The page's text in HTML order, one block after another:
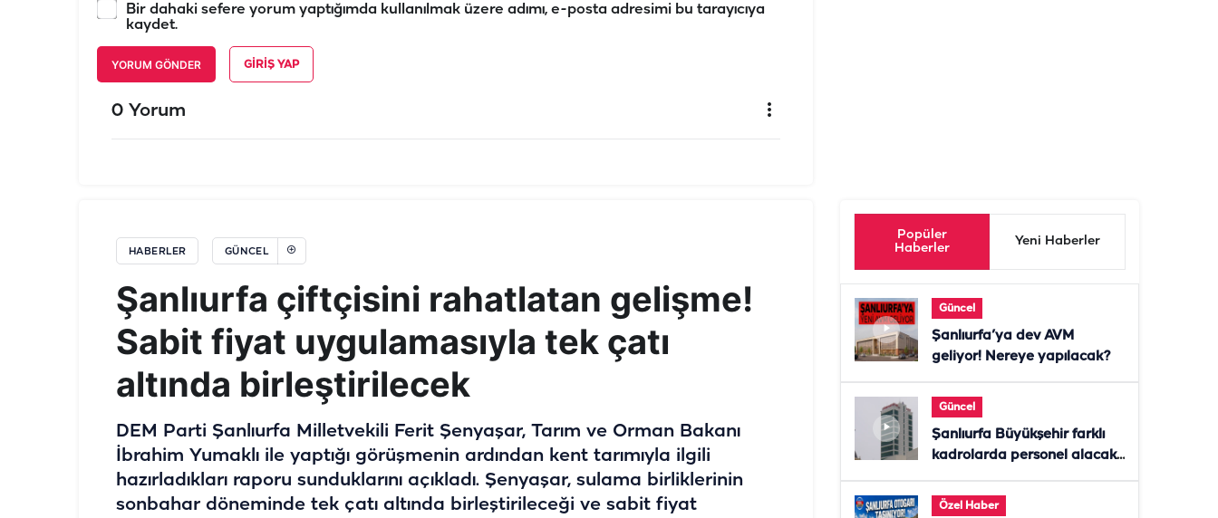
Bir dahaki sefere yorum yaptığımda kullanılmak üzere adımı, e-posta adresimi bu tarayıcıya
kaydet.
YORUM GÖNDER GIRIŞ YAP
0 Yorum
HABERLER GÜNCEL
Şanlıurfa çiftçisini rahatlatan gelişme!
Sabit fiyat uygulamasıyla tek çatı
altında birleştirilecek
DEM Parti Şanlıurfa Milletvekili Ferit Şenyaşar, Tarım ve Orman Bakanı
İbrahim Yumaklı ile yaptığı görüşmenin ardından kent tarımıyla ilgili
hazırladıkları raporu sunduklarını açıkladı. Şenyaşar, sulama birliklerinin
sonbahar döneminde tek çatı altında birleştirileceği ve sabit fiyat
Popüler
Haberler
Yeni Haberler
Güncel
Şanlıurfa’ya dev AVM
geliyor! Nereye yapılacak?
Güncel
Şanlıurfa Büyükşehir farklı
kadrolarda personel alacak!
Özel Haber